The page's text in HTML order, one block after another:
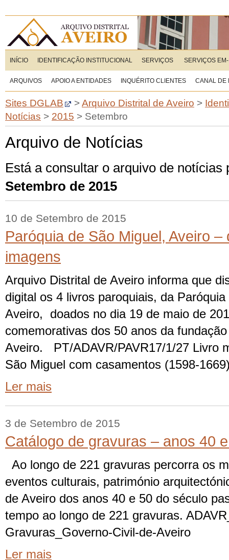
INÍCIO IDENTIFICAÇÃO INSTITUCIONAL SERVIÇOS SERVIÇOS
ARQUIVOS APOIO A ENTIDADES INQUÉRITO CLIENTES CANAL DE
Sites DGLAB >Arquivo Distrital de Aveiro >
Notícias > 2015 > Setembro
Arquivo de Notícias
Está a consultar o arquivo de notícias
Setembro de 2015
10 de Setembro de 2015
Paróquia de São Miguel, Aveiro
imagens
Arquivo Distrital de Aveiro informa que
digital os 4 livros paroquiais, da
Aveiro, doados no dia 19 de maio de
comemorativas dos 50 anos da
Aveiro. PT/ADAVR/PAVR17/1/27 Livro
São Miguel com casamentos (1598-
Ler mais
3 de Setembro de 2015
Catálogo de gravuras – anos 40
Ao longo de 221 gravuras percorra os
eventos culturais, património
de Aveiro dos anos 40 e 50 do século
tempo ao longo de 221 gravuras.
Gravuras_Governo-Civil-de-Aveiro
Ler mais